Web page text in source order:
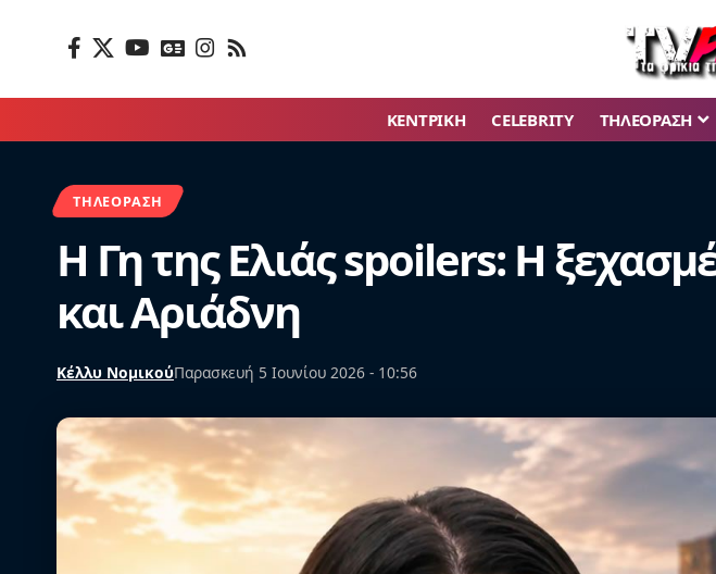
ΚΕΝΤΡΙΚΗ CELEBRITY ΤΗΛΕΟΡΑΣΗ
ΤΗΛΕΌΡΑΣΗ
Η Γη της Ελιάς spoilers: Η
και Αριάδνη
Κέλλυ ΝομικούΠαρασκευή 5 Ιουνίου 2026 - 10:56